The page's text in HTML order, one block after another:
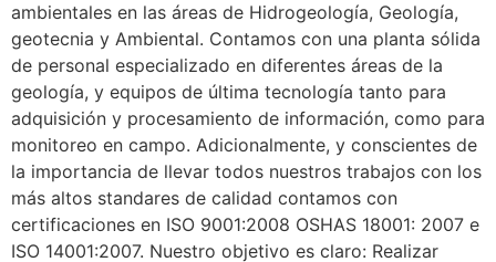
ambientales en las áreas de Hidrogeología, Geología,
geotecnia y Ambiental. Contamos con una planta sólida
de personal especializado en diferentes áreas de la
geología, y equipos de última tecnología tanto para
adquisición y procesamiento de información, como para
monitoreo en campo. Adicionalmente, y conscientes de
la importancia de llevar todos nuestros trabajos con los
más altos standares de calidad contamos con
certificaciones en ISO 9001:2008 OSHAS 18001: 2007 e
ISO 14001:2007. Nuestro objetivo es claro: Realizar